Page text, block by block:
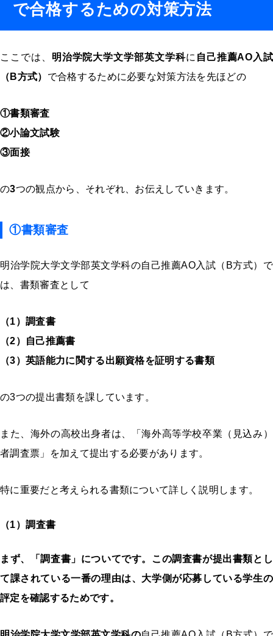
で合格するための対策方法
ここでは、 明治学院大学文学部英文学科に 自己推薦AO入試
（B方式） で合格するために必要な対策方法を先ほどの
①書類審査
②小論文試験
③面接
の3つの観点から、それぞれ、お伝えしていきます。
①書類審査
明治学院大学文学部英文学科の自己推薦AO入試（B方式）で
は、書類審査として
（1）調査書
（2）自己推薦書
（3）英語能力に関する出願資格を証明する書類
の3つの提出書類を課しています。
また、海外の高校出身者は、「海外高等学校卒業（見込み）
者調査票」を加えて提出する必要があります。
特に重要だと考えられる書類について詳しく説明します。
（1）調査書
まず、「調査書」についてです。この調査書が提出書類とし
て課されている一番の理由は、大学側が応募している学生の
評定を確認するためです。